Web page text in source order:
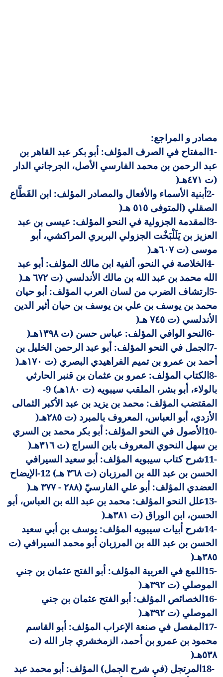
مصادر و المراجع:
1-المفتاح في الصرف المؤلف: أبو بكر عبد القاهر بن
عبد الرحمن بن محمد الفارسي الأصل، الجرجاني الدار
(ت ٤٧١هـ
)
2-أبنية الأسماء والأفعال والمصادر المؤلف: ابن القَطَّاع
الصقلي (المتوفى ٥١٥ هـ
)
3-المقدمة الجزولية في النحو المؤلف: عيسى بن عبد
العزيز بن يَلَلْبَخْت الجزولي البربري المراكشي، أبو
موسى (ت ٦٠٧هـ
)
4-الخلاصة في النحو، ألفية ابن مالك المؤلف: أبو عبد
الله محمد بن عبد الله بن مالك الأندلسي (ت ٦٧٢ هـ
)
5-ارتشاف الضرب من لسان العرب المؤلف: أبو حيان
محمد بن يوسف بن علي بن يوسف بن حيان أثير الدين
الأندلسي (ت ٧٤٥ هـ
)
6-النحو الوافي المؤلف: عباس حسن (ت ١٣٩٨هـ
)
7-الجمل في النحو المؤلف: أبو عبد الرحمن الخليل بن
أحمد بن عمرو بن تميم الفراهيدي البصري (ت ١٧٠هـ
)
8-الكتاب المؤلف: عمرو بن عثمان بن قنبر الحارثي
بالولاء، أبو بشر، الملقب سيبويه (ت ١٨٠هـ) 9-
المقتضب المؤلف: محمد بن يزيد بن عبد الأكبر الثمالى
الأزدي، أبو العباس، المعروف بالمبرد (ت ٢٨٥هـ
)
10-الأصول في النحو المؤلف: أبو بكر محمد بن السري
بن سهل النحوي المعروف بابن السراج (ت ٣١٦هـ
)
11-شرح كتاب سيبويه المؤلف: أبو سعيد السيرافي
الحسن بن عبد الله بن المرزبان (ت ٣٦٨ هـ) 12-الإيضاح
العضدي المؤلف: أبو علي الفارسيّ (٢٨٨ - ٣٧٧ هـ
)
13-علل النحو المؤلف: محمد بن عبد الله بن العباس، أبو
الحسن، ابن الوراق (ت ٣٨١هـ
)
14-شرح أبيات سيبويه المؤلف: يوسف بن أبي سعيد
الحسن بن عبد الله بن المرزبان أبو محمد السيرافي (ت
٣٨٥هـ
)
15-اللمع في العربية المؤلف: أبو الفتح عثمان بن جني
الموصلي (ت ٣٩٢هـ
)
16-الخصائص المؤلف: أبو الفتح عثمان بن جني
الموصلي (ت ٣٩٢هـ
)
17-المفصل في صنعة الإعراب المؤلف: أبو القاسم
محمود بن عمرو بن أحمد، الزمخشري جار الله (ت
٥٣٨هـ
)
18-المرتجل (في شرح الجمل) المؤلف: أبو محمد عبد